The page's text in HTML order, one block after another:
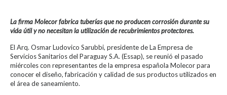
La firma Molecor fabrica tuberías que no producen corrosión durante su
vida útil y no necesitan la utilización de recubrimientos protectores.
El Arq. Osmar Ludovico Sarubbi, presidente de La Empresa de
Servicios Sanitarios del Paraguay S.A. (Essap), se reunió el pasado
miércoles con representantes de la empresa española Molecor para
conocer el diseño, fabricación y calidad de sus productos utilizados en
el área de saneamiento.